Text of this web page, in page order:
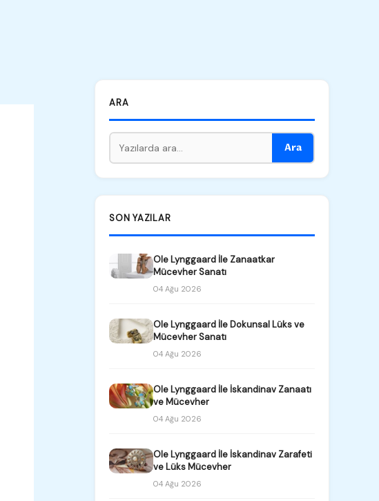
ARA
Ara
SON YAZILAR
Ole Lynggaard İle Zanaatkar
Mücevher Sanatı
04 Ağu 2026
Ole Lynggaard İle Dokunsal Lüks ve
Mücevher Sanatı
04 Ağu 2026
Ole Lynggaard İle İskandinav Zanaatı
ve Mücevher
04 Ağu 2026
Ole Lynggaard İle İskandinav Zarafeti
ve Lüks Mücevher
04 Ağu 2026